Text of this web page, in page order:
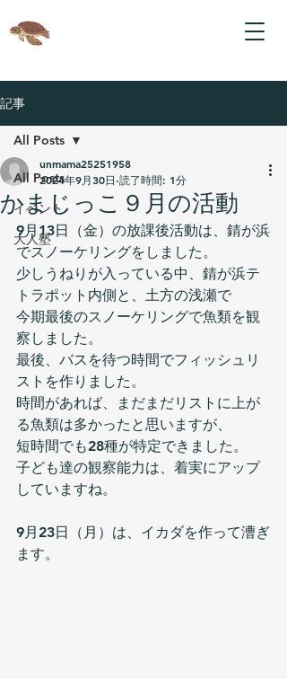
記事
All Posts
イベント
大人塾
All Posts
かまじっこ９月の活動
unmama25251958
2024年9月30日 読了時間: 1分
9月13日（金）の放課後活動は、錆が浜
でスノーケリングをしました。
少しうねりが入っている中、錆が浜テ
トラポット内側と、土方の浅瀬で
今期最後のスノーケリングで魚類を観
察しました。
最後、バスを待つ時間でフィッシュリ
ストを作りました。
時間があれば、まだまだリストに上が
る魚類は多かったと思いますが、
短時間でも28種が特定できました。
子ども達の観察能力は、着実にアップ
していますね。
9月23日（月）は、イカダを作って漕ぎ
ます。